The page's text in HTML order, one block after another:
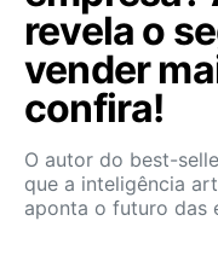
revela o
vender
confira!
O autor do best-
que a inteligência
aponta o futuro das